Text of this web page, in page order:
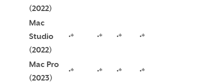
(2022)
Mac
Studio
(2022)
•* •* •* •*
Mac Pro
(2023)
•* •* •* •*